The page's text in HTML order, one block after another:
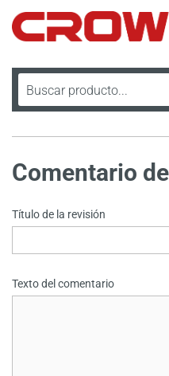
Comentario
Título de la revisión
Texto del comentario